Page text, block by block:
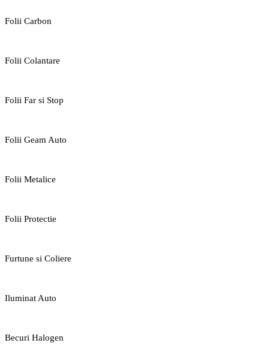
Folii Carbon
Folii Colantare
Folii Far si Stop
Folii Geam Auto
Folii Metalice
Folii Protectie
Furtune si Coliere
Iluminat Auto
Becuri Halogen